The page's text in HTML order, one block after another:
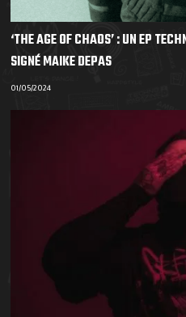
‘THE AGE OF CHAOS’ : UN EP
SIGNÉ MAIKE DEPAS
01/05/2024